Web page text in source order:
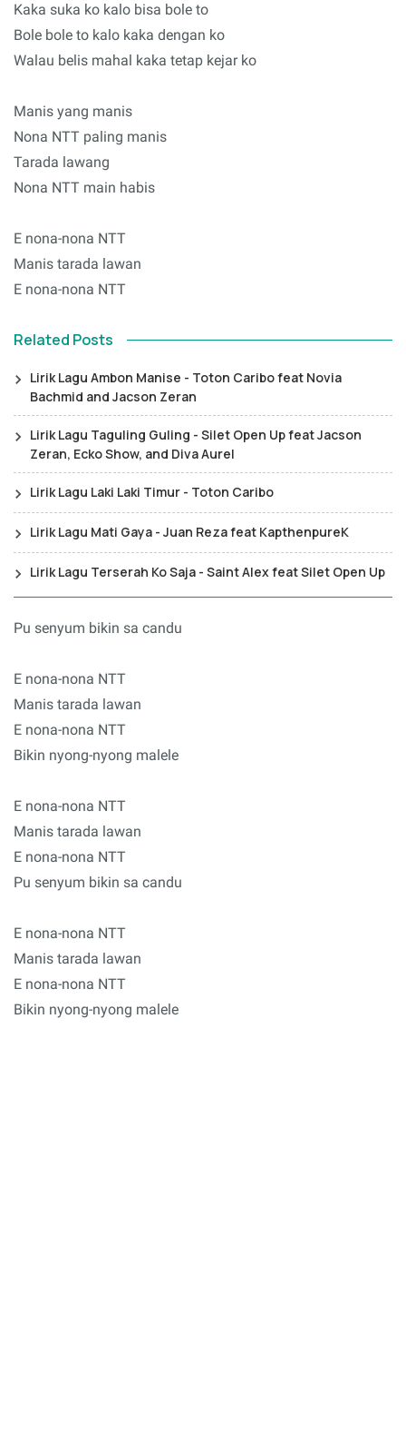
Kaka suka ko kalo bisa bole to
Bole bole to kalo kaka dengan ko
Walau belis mahal kaka tetap kejar ko
Manis yang manis
Nona NTT paling manis
Tarada lawang
Nona NTT main habis
E nona-nona NTT
Manis tarada lawan
E nona-nona NTT
Related Posts
Lirik Lagu Ambon Manise - Toton Caribo feat Novia
Bachmid and Jacson Zeran
Lirik Lagu Taguling Guling - Silet Open Up feat Jacson
Zeran, Ecko Show, and Diva Aurel
Lirik Lagu Laki Laki Timur - Toton Caribo
Lirik Lagu Mati Gaya - Juan Reza feat KapthenpureK
Lirik Lagu Terserah Ko Saja - Saint Alex feat Silet Open Up
Pu senyum bikin sa candu
E nona-nona NTT
Manis tarada lawan
E nona-nona NTT
Bikin nyong-nyong malele
E nona-nona NTT
Manis tarada lawan
E nona-nona NTT
Pu senyum bikin sa candu
E nona-nona NTT
Manis tarada lawan
E nona-nona NTT
Bikin nyong-nyong malele